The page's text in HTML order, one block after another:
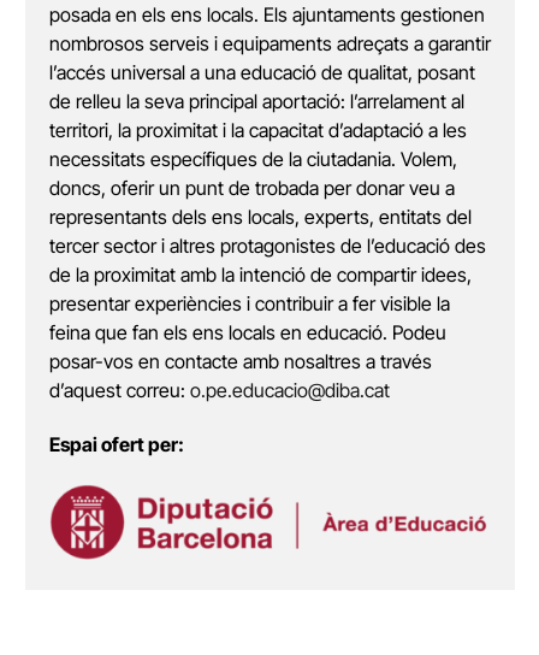
posada en els ens locals. Els ajuntaments gestionen
nombrosos serveis i equipaments adreçats a garantir
l’accés universal a una educació de qualitat, posant
de relleu la seva principal aportació: l’arrelament al
territori, la proximitat i la capacitat d’adaptació a les
necessitats específiques de la ciutadania. Volem,
doncs, oferir un punt de trobada per donar veu a
representants dels ens locals, experts, entitats del
tercer sector i altres protagonistes de l’educació des
de la proximitat amb la intenció de compartir idees,
presentar experiències i contribuir a fer visible la
feina que fan els ens locals en educació. Podeu
posar-vos en contacte amb nosaltres a través
d’aquest correu: o.pe.educacio@diba.cat
Espai ofert per: